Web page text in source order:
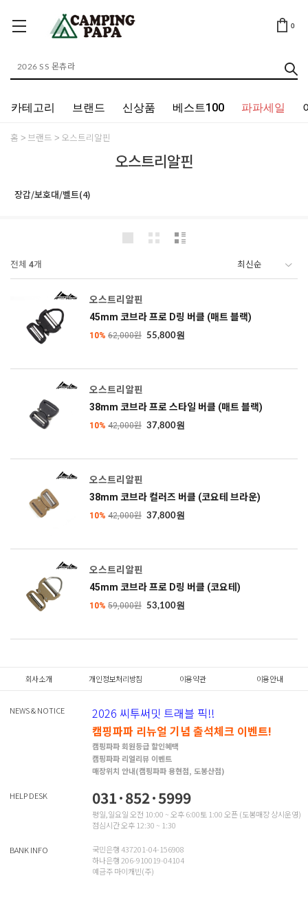
0
카테고리 브랜드 신상품 베스트100 파파세일
홈 브랜드 오스트리알핀
오스트리알핀
장갑/보호대/벨트(4)
전체 4개
오스트리알핀
45mm 코브라 프로 D링 버클 (매트 블랙)
10% 62,000원 55,800원
오스트리알핀
38mm 코브라 프로 스타일 버클 (매트 블랙)
10% 42,000원 37,800원
오스트리알핀
38mm 코브라 컬러즈 버클 (코요테 브라운)
10% 42,000원 37,800원
오스트리알핀
45mm 코브라 프로 D링 버클 (코요테)
10% 59,000원 53,100원
회사소개 개인정보처리방침 이용약관 이용안내
NEWS & NOTICE
2026 씨투써밋 트래블 픽!!
캠핑파파 리뉴얼 기념 출석체크 이벤트!
캠핑파파 회원등급 할인혜택
캠핑파파 리얼리뷰 이벤트
매장위치 안내(캠핑파파 용현점, 도봉산점)
HELP DESK 031·852·5999
평일,일요일 오전 10:00 ~ 오후 6:00토 1:00 오픈 (도봉매장 상시운영)
점심시간 오후 12:30 ~ 1:30
BANK INFO
국민은행 437201-04-156908
하나은행 206-910019-04104
예금주 마이캐빈(주)